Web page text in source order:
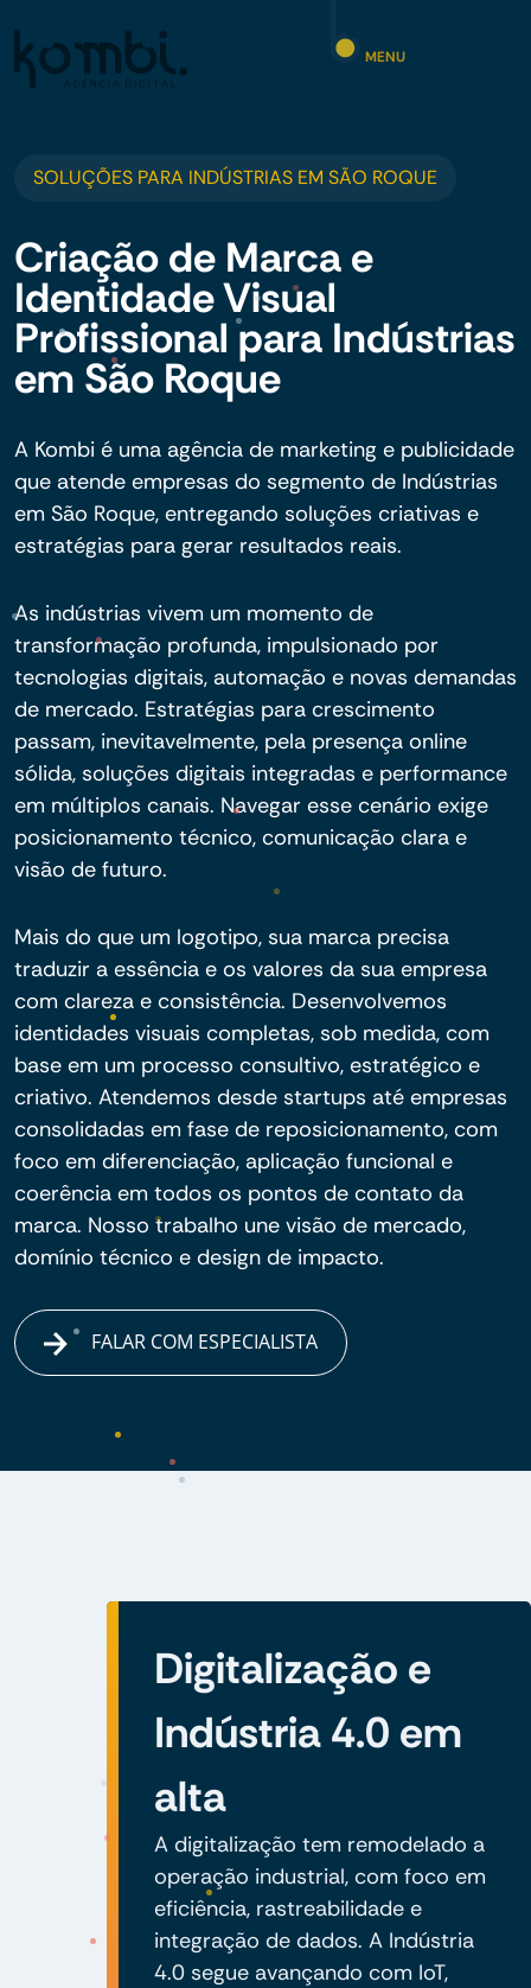
MENU
SOLUÇÕES PARA INDÚSTRIAS EM SÃO ROQUE
Criação de Marca e
Identidade Visual
Profissional para Indústrias
em São Roque
A Kombi é uma agência de marketing e publicidade
que atende empresas do segmento de Indústrias
em São Roque, entregando soluções criativas e
estratégias para gerar resultados reais.
As indústrias vivem um momento de
transformação profunda, impulsionado por
tecnologias digitais, automação e novas demandas
de mercado. Estratégias para crescimento
passam, inevitavelmente, pela presença online
sólida, soluções digitais integradas e performance
em múltiplos canais. Navegar esse cenário exige
posicionamento técnico, comunicação clara e
visão de futuro.
Mais do que um logotipo, sua marca precisa
traduzir a essência e os valores da sua empresa
com clareza e consistência. Desenvolvemos
identidades visuais completas, sob medida, com
base em um processo consultivo, estratégico e
criativo. Atendemos desde startups até empresas
consolidadas em fase de reposicionamento, com
foco em diferenciação, aplicação funcional e
coerência em todos os pontos de contato da
marca. Nosso trabalho une visão de mercado,
domínio técnico e design de impacto.
FALAR COM ESPECIALISTA
Digitalização e
Indústria 4.0 em
alta
A digitalização tem remodelado a
operação industrial, com foco em
eficiência, rastreabilidade e
integração de dados. A Indústria
4.0 segue avançando com IoT,